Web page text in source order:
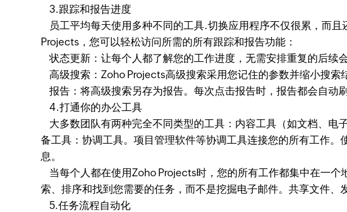
3.跟踪和报告进度
员工平均每天使用多种不同的工具.切换应用程序不仅很累，而
Projects，您可以轻松访问所需的所有跟踪和报告功能：
状态更新：让每个人都了解您的工作进度，无需安排重复的后续
高级搜索：Zoho Projects高级搜索采用您记住的参数并缩小搜索
报告：将高级搜索另存为报告。每次点击报告时，报告都会自动
4.打通你的办公工具
大多数团队有两种完全不同类型的工具：内容工具（如文档、电
备工具：协调工具。项目管理软件等协调工具连接您的所有工作
息。
当每个人都在使用Zoho Projects时，您的所有工作都集中在一
索、排序和找到您需要的任务，而不是挖掘电子邮件。共享文件、
5.任务流程自动化